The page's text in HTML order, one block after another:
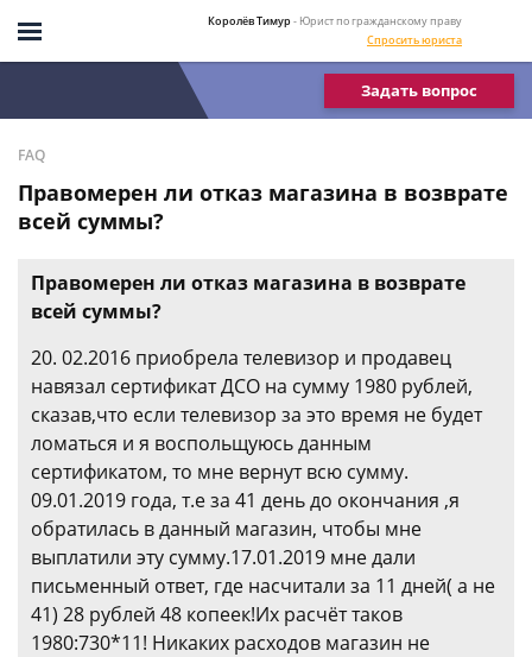
Королёв Тимур- Юрист по гражданскому праву
Спросить юриста
Задать вопрос
FAQ
Правомерен ли отказ магазина в возврате
всей суммы?
Правомерен ли отказ магазина в возврате
всей суммы?
20. 02.2016 приобрела телевизор и продавец
навязал сертификат ДСО на сумму 1980 рублей,
сказав,что если телевизор за это время не будет
ломаться и я воспольщуюсь данным
сертификатом, то мне вернут всю сумму.
09.01.2019 года, т.е за 41 день до окончания ,я
обратилась в данный магазин, чтобы мне
выплатили эту сумму.17.01.2019 мне дали
письменный ответ, где насчитали за 11 дней( а не
41) 28 рублей 48 копеек!Их расчёт таков
1980:730*11! Никаких расходов магазин не